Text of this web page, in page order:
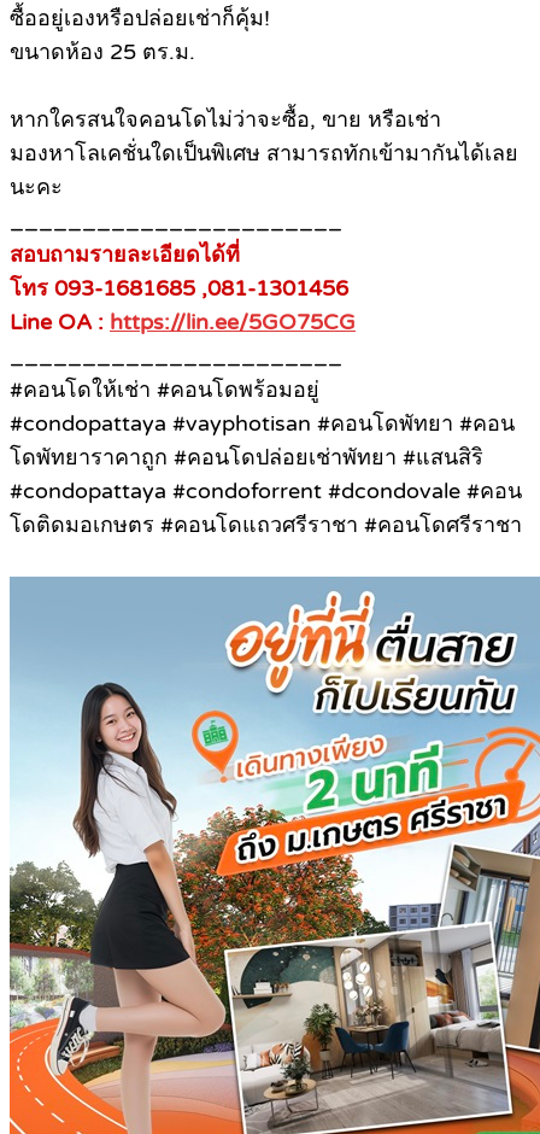
ซื้ออยู่เองหรือปล่อยเช่าก็คุ้ม!
ขนาดห้อง 25 ตร.ม.
หากใครสนใจคอนโดไม่ว่าจะซื้อ, ขาย หรือเช่า
มองหาโลเคชั่นใดเป็นพิเศษ สามารถทักเข้ามากันได้เลย
นะคะ
สอบถามรายละเอียดได้ที่
โทร 093-1681685 ,081-1301456
Line OA : https://lin.ee/5GO75CG
#คอนโดให้เช่า #คอนโดพร้อมอยู่
#condopattaya #vayphotisan #คอนโดพัทยา #คอน
โดพัทยาราคาถูก #คอนโดปล่อยเช่าพัทยา #แสนสิริ
#condopattaya #condoforrent #dcondovale #คอน
โดติดมอเกษตร #คอนโดแถวศรีราชา #คอนโดศรีราชา